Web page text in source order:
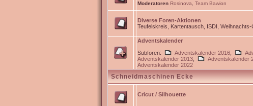
Moderatoren Rosinova Team Bawion
Diverse Foren-Aktionen
Teufelskreis, Kartentausch, ISDI, Weihnachts-
Adventskalender
Subforen:
Adventskalender 2016
Adventskalender 2013
Adventskalender
Adventskalender 2022
Schneidmaschinen Ecke
Cricut / Silhouette